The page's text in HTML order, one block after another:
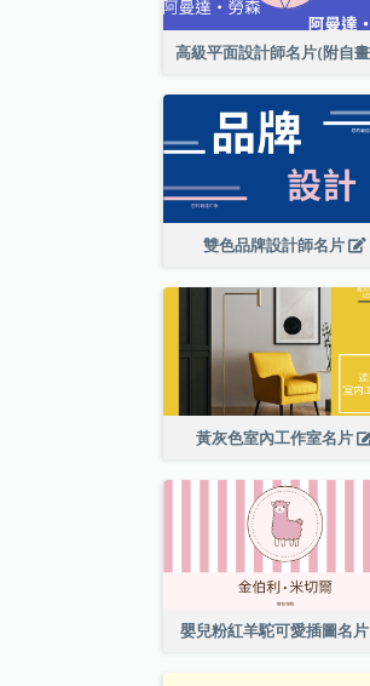
雙色品牌設計師名片
黃灰色室內工作室名片
嬰兒粉紅羊駝可愛插圖名片